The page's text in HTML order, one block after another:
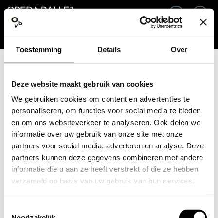
Toestemming Details Over
Deze website maakt gebruik van cookies
We gebruiken cookies om content en advertenties te
personaliseren, om functies voor social media te bieden
en om ons websiteverkeer te analyseren. Ook delen we
informatie over uw gebruik van onze site met onze
partners voor social media, adverteren en analyse. Deze
partners kunnen deze gegevens combineren met andere
informatie die u aan ze heeft verstrekt of die ze hebben
verzameld op basis van uw gebruik van hun services.
Password Forgot password?
Create profile